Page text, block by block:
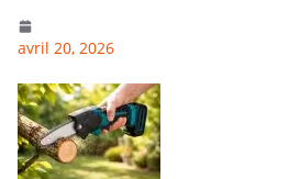
avril 20, 2026